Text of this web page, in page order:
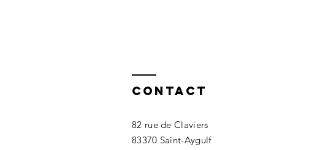
Contact
82 rue de Claviers
83370 Saint-Aygulf